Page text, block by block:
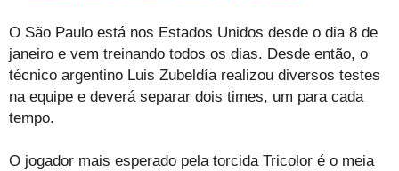
O São Paulo está nos Estados Unidos desde o dia 8 de
janeiro e vem treinando todos os dias. Desde então, o
técnico argentino Luis Zubeldía realizou diversos testes
na equipe e deverá separar dois times, um para cada
tempo.
O jogador mais esperado pela torcida Tricolor é o meia